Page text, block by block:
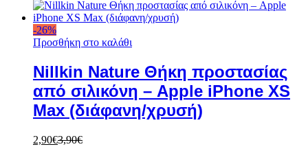
-26%
Προσθήκη στο καλάθι
Nillkin Nature Θήκη προστασίας
από σιλικόνη – Apple iPhone XS
Max (διάφανη/χρυσή)
2,90€3,90€